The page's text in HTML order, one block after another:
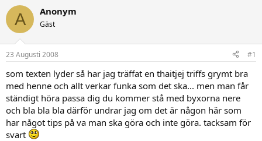
A Anonym
Gäst
23 Augusti 2008 #1
som texten lyder så har jag träffat en thaitjej triffs grymt bra
med henne och allt verkar funka som det ska... men man får
ständigt höra passa dig du kommer stå med byxorna nere
och bla bla bla därför undrar jag om det är någon här som
har något tips på va man ska göra och inte göra. tacksam för
svart